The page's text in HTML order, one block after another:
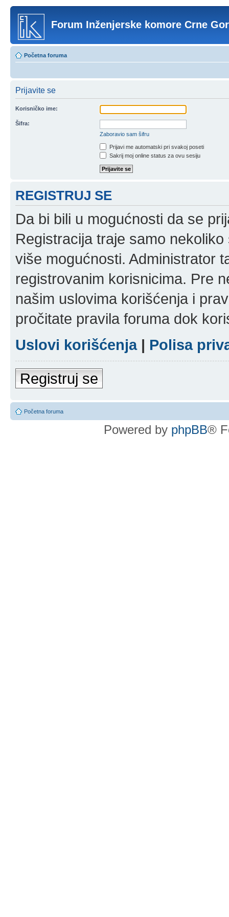
Forum Inženjerske komore Crne
Početna foruma
Prijavite se
Korisničko ime:
Šifra:
Zaboravio sam šifru
Prijavi me automatski pri svakoj poseti
Sakrij moj online status za ovu sesiju
REGISTRUJ SE
Da bi bili u mogućnosti da se
Registracija traje samo
više mogućnosti. Administrator
registrovanim korisnicima. Pre
našim uslovima korišćenja i
pročitate pravila foruma dok
Uslovi korišćenja| Polisa
Registruj se
Početna foruma
Powered by phpBB®